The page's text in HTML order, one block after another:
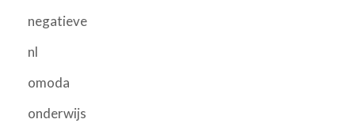
negatieve
nl
omoda
onderwijs